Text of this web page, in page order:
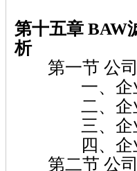
第十五章 BAW
析
第一节 公
一、企业
二、企业
三、企业
四、企业
第二节 公